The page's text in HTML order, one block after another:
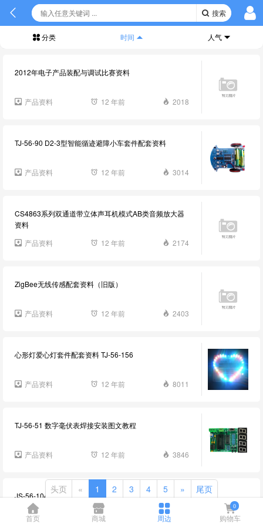
搜索
首页 商城 周边
0
购物车
分类 时间 人气
2012年电子产品装配与调试比赛资料
产品资料 12 年前 2018
TJ-56-90 D2-3型智能循迹避障小车套件配套资料
产品资料 12 年前 3014
CS4863系列双通道带立体声耳机模式AB类音频放大器
资料
产品资料
12 年前 2174
ZigBee无线传感配套资料（旧版）
产品资料 12 年前 2403
心形灯爱心灯套件配套资料 TJ-56-156
产品资料 12 年前 8011
TJ-56-51 数字毫伏表焊接安装图文教程
产品资料 12 年前 3846
JS-56-104B 光控流水灯套件故障检修板配套资料
产品资料 12 年前 11570
头页 « 1 2 3 4 5 » 尾页